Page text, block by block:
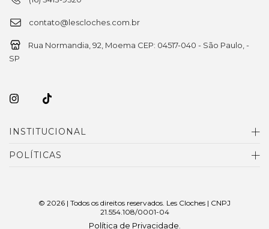
contato@lescloches.com.br
Rua Normandia, 92, Moema CEP: 04517-040 - São Paulo, -
SP
INSTITUCIONAL
POLÍTICAS
© 2026 | Todos os direitos reservados. Les Cloches | CNPJ
21.554.108/0001-04
Política de Privacidade